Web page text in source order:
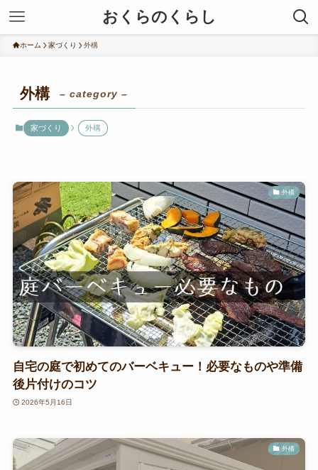
おくらのくらし
ホーム 家づくり 外構
外構 – category –
家づくり 外構
外構
自宅の庭で初めてのバーベキュー！必要なものや準備
後片付けのコツ
2026年5月16日
外構